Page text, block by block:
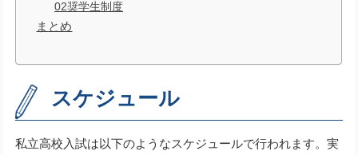
02奨学生制度
まとめ
スケジュール
私立高校入試は以下のようなスケジュールで行われます。実